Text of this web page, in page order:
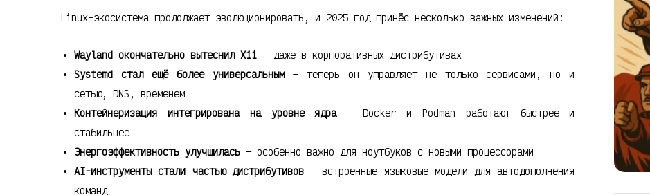
Linux-экосистема продолжает эволюционировать, и 2025 год принёс несколько важных изменений:
Wayland окончательно вытеснил X11 — даже в корпоративных дистрибутивах
Systemd стал ещё более универсальным— теперь он управляет не только сервисами, но и
сетью, DNS, временем
Контейнеризация интегрирована на уровне ядра— Docker и Podman работают быстрее и
стабильнее
Энергоэффективность улучшилась — особенно важно для ноутбуков с новыми процессорами
AI-инструменты стали частью дистрибутивов— встроенные языковые модели для автодополнения
команд